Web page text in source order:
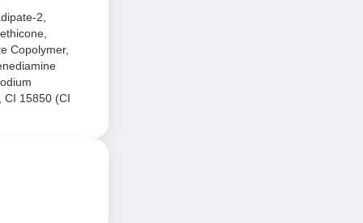
2,
Copolymer,
CI 15850 (CI